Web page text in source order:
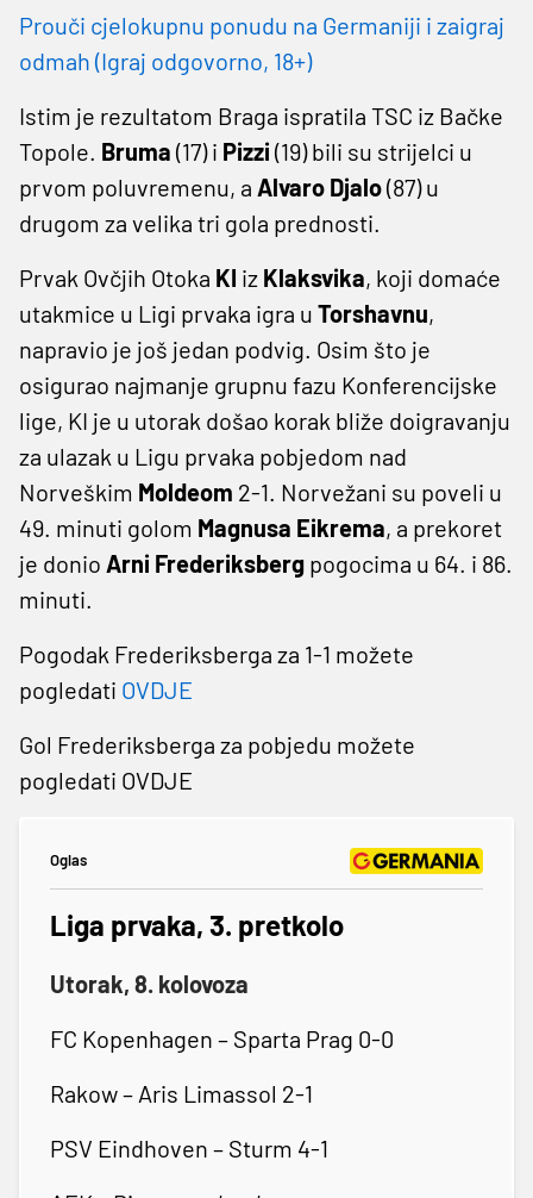
Prouči cjelokupnu ponudu na Germaniji i zaigraj
odmah (Igraj odgovorno, 18+)
Istim je rezultatom Braga ispratila TSC iz Bačke
Topole. Bruma (17) i Pizzi (19) bili su strijelci u
prvom poluvremenu, a Alvaro Djalo(87) u
drugom za velika tri gola prednosti.
Prvak Ovčjih Otoka KI iz Klaksvika, koji domaće
utakmice u Ligi prvaka igra u Torshavnu,
napravio je još jedan podvig. Osim što je
osigurao najmanje grupnu fazu Konferencijske
lige, KI je u utorak došao korak bliže doigravanju
za ulazak u Ligu prvaka pobjedom nad
Norveškim Moldeom 2-1. Norvežani su poveli u
49. minuti golom Magnusa Eikrema, a prekoret
je donio Arni Frederiksberg pogocima u 64. i 86.
minuti.
Pogodak Frederiksberga za 1-1 možete
pogledati OVDJE
Gol Frederiksberga za pobjedu možete
pogledati OVDJE
Oglas
Liga prvaka, 3. pretkolo
Utorak, 8. kolovoza
FC Kopenhagen – Sparta Prag 0-0
Rakow – Aris Limassol 2-1
PSV Eindhoven – Sturm 4-1